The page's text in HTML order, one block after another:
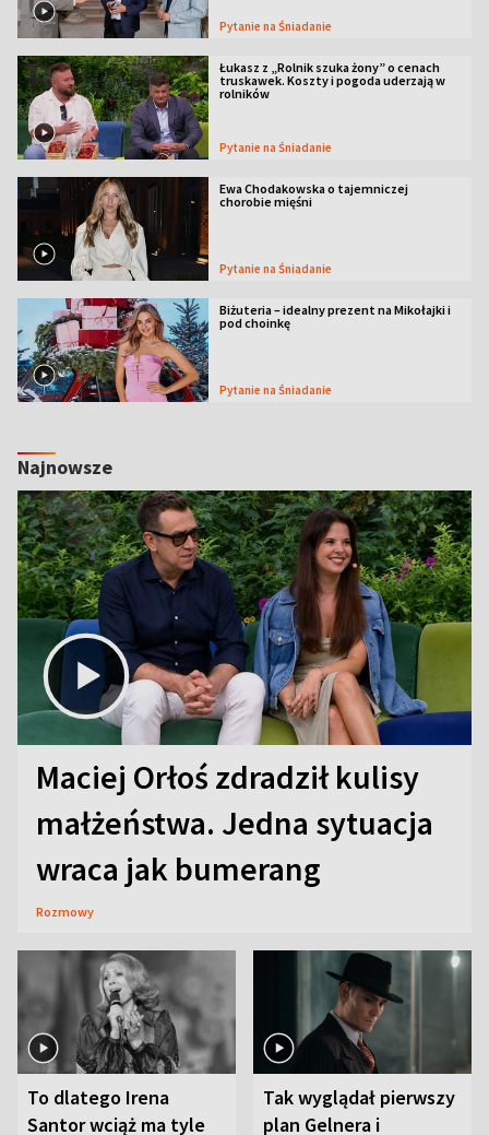
Pytanie na Śniadanie
Łukasz z „Rolnik szuka żony” o cenach
truskawek. Koszty i pogoda uderzają w
rolników
Pytanie na Śniadanie
Ewa Chodakowska o tajemniczej
chorobie mięśni
Pytanie na Śniadanie
Biżuteria – idealny prezent na Mikołajki i
pod choinkę
Pytanie na Śniadanie
Najnowsze
Maciej Orłoś zdradził kulisy
małżeństwa. Jedna sytuacja
wraca jak bumerang
Rozmowy
To dlatego Irena
Santor wciąż ma tyle
Tak wyglądał pierwszy
plan Gelnera i